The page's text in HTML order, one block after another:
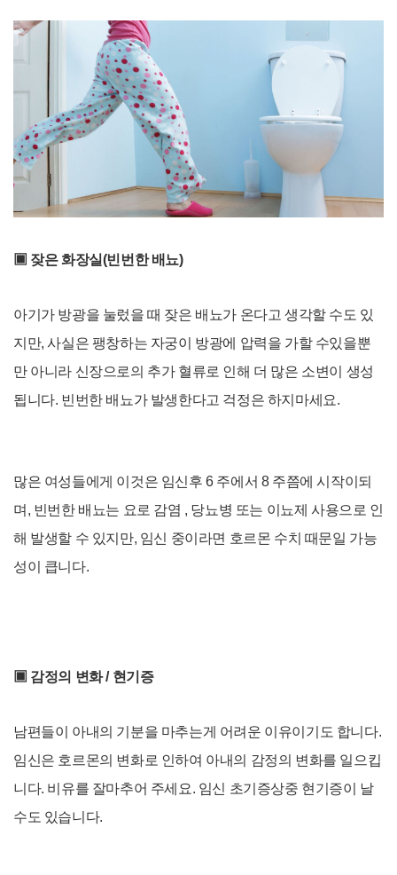
▣ 잦은 화장실(빈번한 배뇨)
아기가 방광을 눌렀을 때 잦은 배뇨가 온다고 생각할 수도 있
지만, 사실은 팽창하는 자궁이 방광에 압력을 가할 수있을뿐
만 아니라 신장으로의 추가 혈류로 인해 더 많은 소변이 생성
됩니다. 빈번한 배뇨가 발생한다고 걱정은 하지마세요.
많은 여성들에게 이것은 임신후 6 주에서 8 주쯤에 시작이되
며, 빈번한 배뇨는 요로 감염 , 당뇨병 또는 이뇨제 사용으로 인
해 발생할 수 있지만, 임신 중이라면 호르몬 수치 때문일 가능
성이 큽니다.
▣ 감정의 변화 / 현기증
남편들이 아내의 기분을 마추는게 어려운 이유이기도 합니다.
임신은 호르몬의 변화로 인하여 아내의 감정의 변화를 일으킵
니다. 비유를 잘마추어 주세요. 임신 초기증상중 현기증이 날
수도 있습니다.